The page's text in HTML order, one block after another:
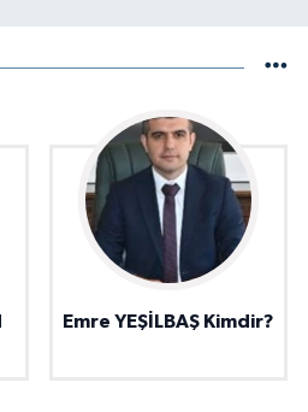
Emre YEŞİLBAŞ Kimdir?